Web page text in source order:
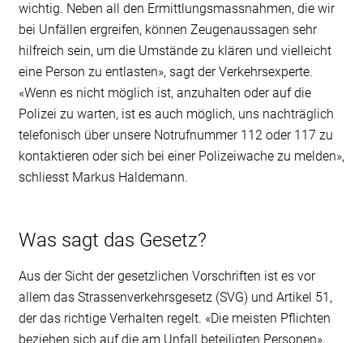
wichtig. Neben all den Ermittlungsmassnahmen, die wir
bei Unfällen ergreifen, können Zeugenaussagen sehr
hilfreich sein, um die Umstände zu klären und vielleicht
eine Person zu entlasten», sagt der Verkehrsexperte.
«Wenn es nicht möglich ist, anzuhalten oder auf die
Polizei zu warten, ist es auch möglich, uns nachträglich
telefonisch über unsere Notrufnummer 112 oder 117 zu
kontaktieren oder sich bei einer Polizeiwache zu melden»,
schliesst Markus Haldemann.
Was sagt das Gesetz?
Aus der Sicht der gesetzlichen Vorschriften ist es vor
allem das Strassenverkehrsgesetz (SVG) und Artikel 51,
der das richtige Verhalten regelt. «Die meisten Pflichten
beziehen sich auf die am Unfall beteiligten Personen»,